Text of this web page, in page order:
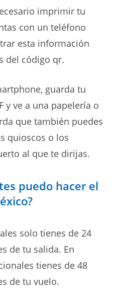
imprimir tu
con un teléfono
esta información
del código qr.
guarda tu
y ve a una papelería o
que también puedes
quioscos o los
al que te dirijas.
puedo hacer el
solo tienes de 24
de tu salida. En
tienes de 48
de tu vuelo.